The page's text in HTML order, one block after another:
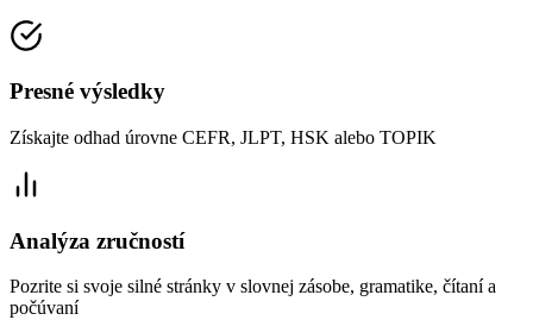
Presné výsledky
Získajte odhad úrovne CEFR, JLPT, HSK alebo TOPIK
Analýza zručností
Pozrite si svoje silné stránky v slovnej zásobe, gramatike, čítaní a
počúvaní